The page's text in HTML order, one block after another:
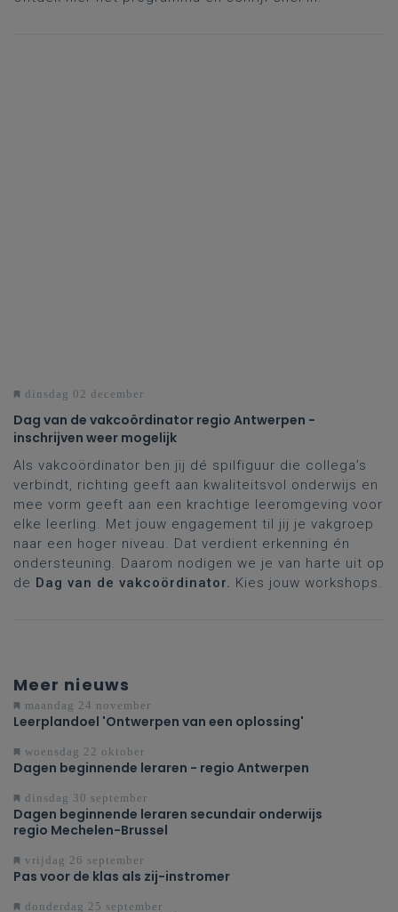
dinsdag 02 december
Dag van de vakcoördinator regio Antwerpen -
inschrijven weer mogelijk
Als vakcoördinator ben jij dé spilfiguur die collega’s
verbindt, richting geeft aan kwaliteitsvol onderwijs en
mee vorm geeft aan een krachtige leeromgeving voor
elke leerling. Met jouw engagement til jij je vakgroep
naar een hoger niveau. Dat verdient erkenning én
ondersteuning. Daarom nodigen we je van harte uit op
de Dag van de vakcoördinator. Kies jouw workshops.
Meer nieuws
maandag 24 november
Leerplandoel 'Ontwerpen van een oplossing'
woensdag 22 oktober
Dagen beginnende leraren - regio Antwerpen
dinsdag 30 september
Dagen beginnende leraren secundair onderwijs
regio Mechelen-Brussel
vrijdag 26 september
Pas voor de klas als zij-instromer
donderdag 25 september